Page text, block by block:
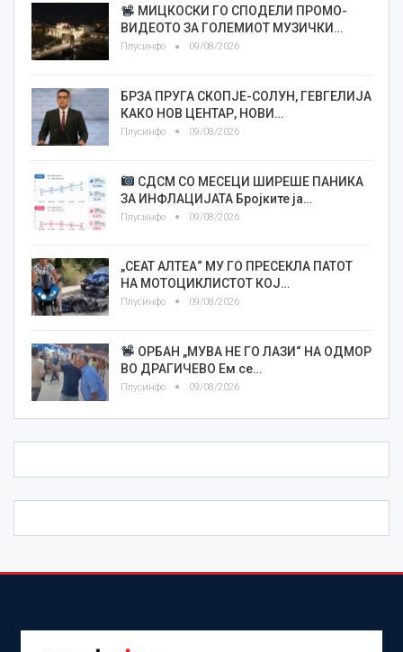
МИЦКОСКИ ГО СПОДЕЛИ ПРОМО-
ВИДЕОТО ЗА ГОЛЕМИОТ МУЗИЧКИ…
Плусинфо 09/08/2026
БРЗА ПРУГА СКОПЈЕ-СОЛУН, ГЕВГЕЛИЈА
КАКО НОВ ЦЕНТАР, НОВИ…
Плусинфо 09/08/2026
СДСМ СО МЕСЕЦИ ШИРЕШЕ ПАНИКА
ЗА ИНФЛАЦИЈАТА Бројките ја…
Плусинфо 09/08/2026
„СЕАТ АЛТЕА“ МУ ГО ПРЕСЕКЛА ПАТОТ
НА МОТОЦИКЛИСТОТ КОЈ…
Плусинфо 09/08/2026
ОРБАН „МУВА НЕ ГО ЛАЗИ“ НА ОДМОР
ВО ДРАГИЧЕВО Ем се…
Плусинфо 09/08/2026